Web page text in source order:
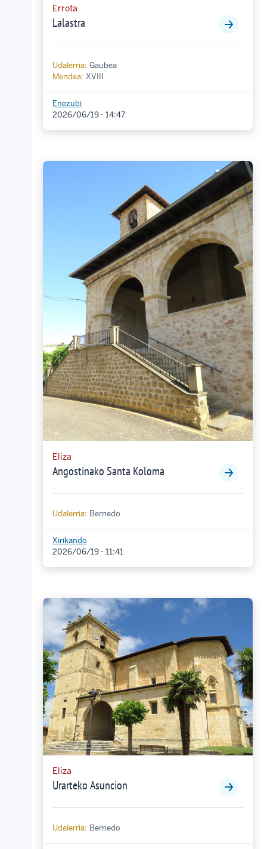
Errota
Lalastra
Udalerria: Gaubea
Mendea: XVIII
Enezubi
2026/06/19 - 14:47
Eliza
Angostinako Santa Koloma
Udalerria: Bernedo
Xirikando
2026/06/19 - 11:41
Eliza
Urarteko Asuncion
Udalerria: Bernedo